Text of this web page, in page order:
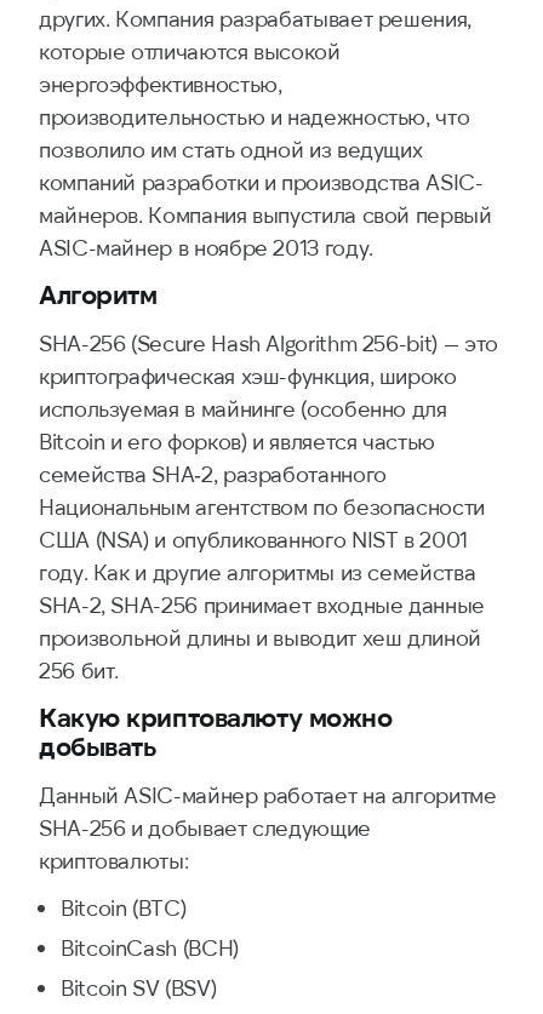
других. Компания разрабатывает решения,
которые отличаются высокой
энергоэффективностью,
производительностью и надежностью, что
позволило им стать одной из ведущих
компаний разработки и производства ASIC-
майнеров. Компания выпустила свой первый
ASIC-майнер в ноябре 2013 году.
Алгоритм
SHA-256 (Secure Hash Algorithm 256-bit) — это
криптографическая хэш-функция, широко
используемая в майнинге (особенно для
Bitcoin и его форков) и является частью
семейства SHA‑2, разработанного
Национальным агентством по безопасности
США (NSA) и опубликованного NIST в 2001
году. Как и другие алгоритмы из семейства
SHA-2, SHA-256 принимает входные данные
произвольной длины и выводит хеш длиной
256 бит.
Какую криптовалюту можно
добывать
Данный ASIC-майнер работает на алгоритме
SHA-256 и добывает следующие
криптовалюты:
Bitcoin (BTC)
BitcoinCash (BCH)
Bitcoin SV (BSV)